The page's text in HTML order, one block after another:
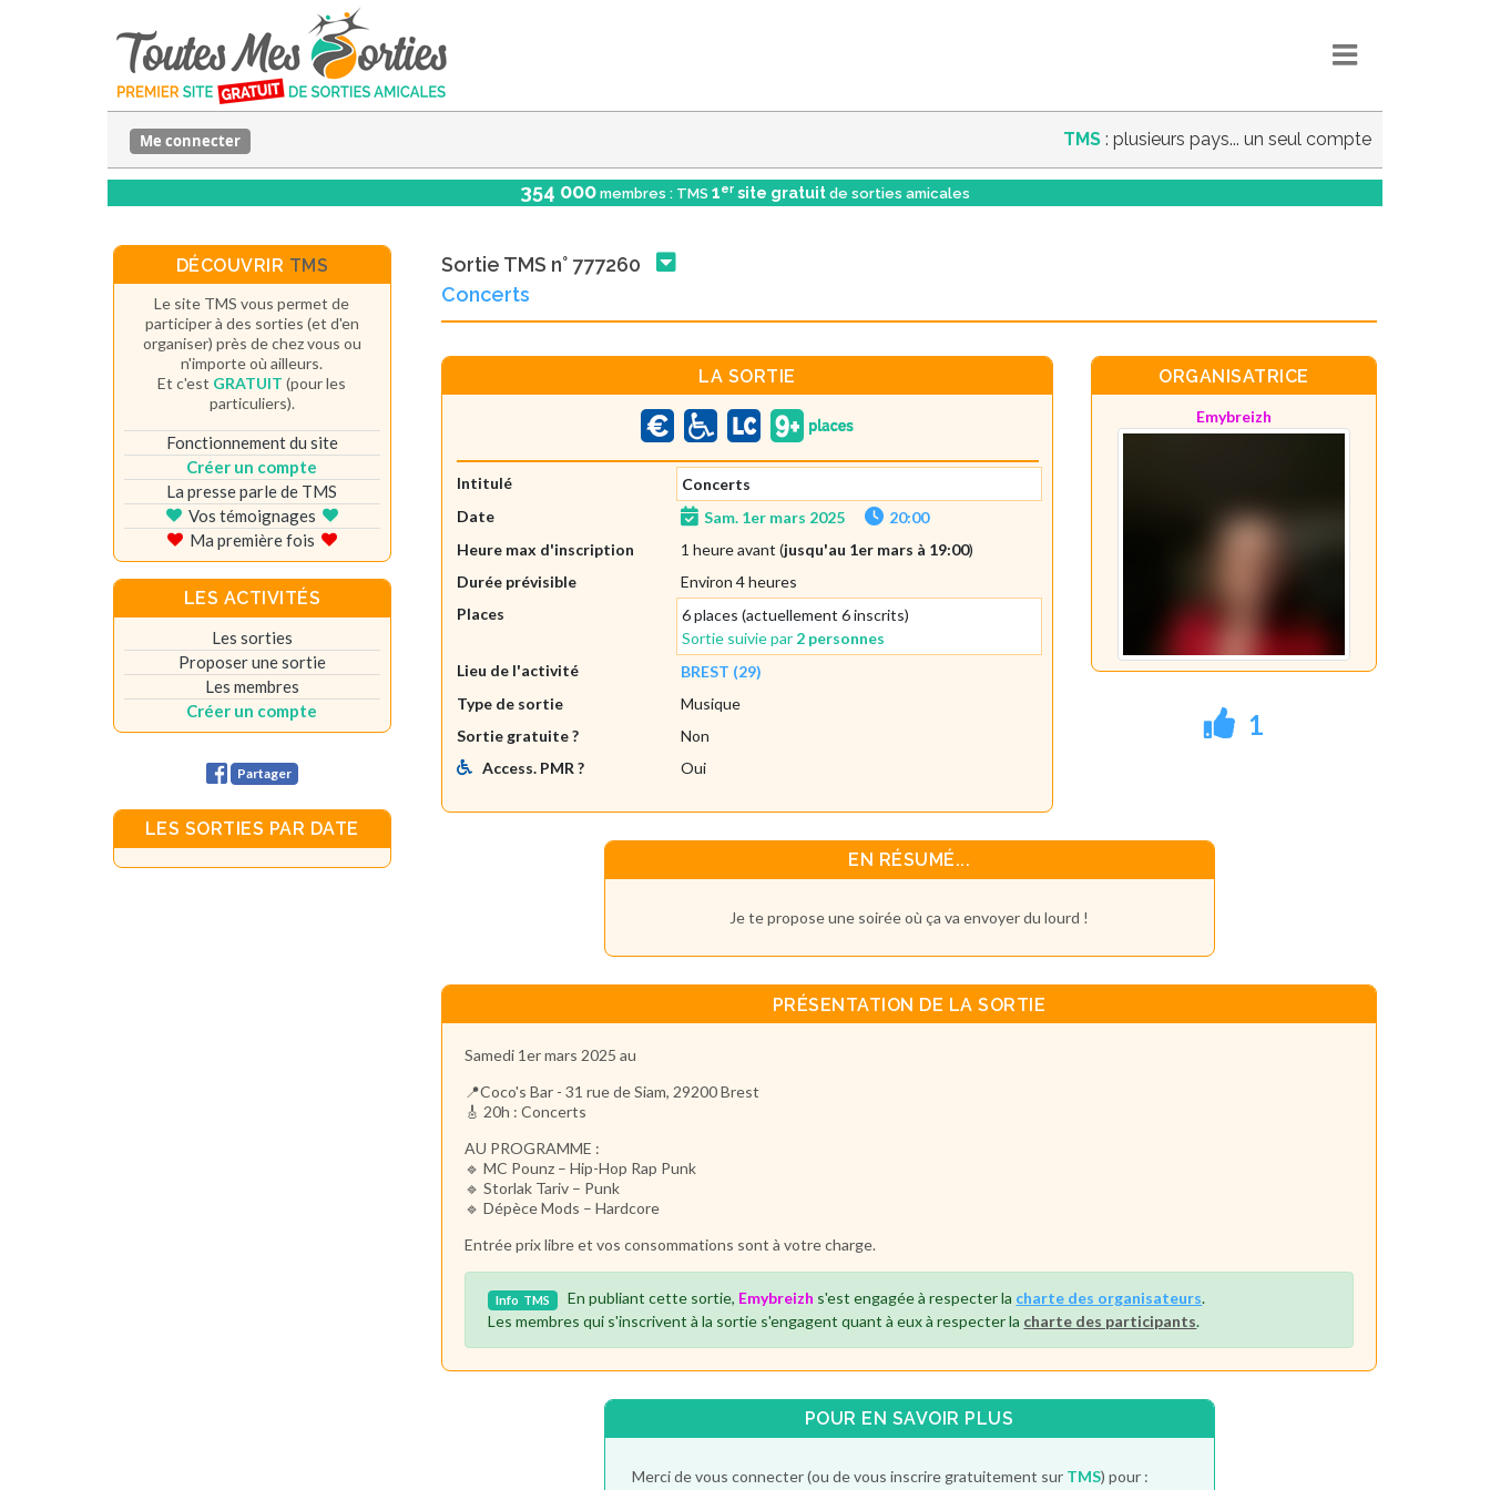
TMS : plusieurs pays... un seul compte
Me connecter
354 000 membres : TMS 1er site gratuit de sorties amicales
Sortie TMS n° 777260
Concerts
LA SORTIE
Intitulé
Concerts
Date
Sam. 1er mars 2025
20:00
Heure max d'inscription
1 heure avant (jusqu'au 1er mars à 19:00)
Durée prévisible
Environ 4 heures
Places
6 places (actuellement 6 inscrits)
Sortie suivie par 2 personnes
Lieu de l'activité
BREST (29)
Type de sortie
Musique
Sortie gratuite ?
Non
Access. PMR ?
Oui
ORGANISATRICE
Emybreizh
1
EN RÉSUMÉ...
Je te propose une soirée où ça va envoyer du lourd !
PRÉSENTATION DE LA SORTIE
Samedi 1er mars 2025 au
📍Coco's Bar - 31 rue de Siam, 29200 Brest
🎸 20h : Concerts
AU PROGRAMME :
🔹 MC Pounz – Hip-Hop Rap Punk
🔹 Storlak Tariv – Punk
🔹 Dépèce Mods – Hardcore
Entrée prix libreet vos consommations sont à votre charge.
Info TMS En publiant cette sortie, Emybreizh s'est engagée à respecter la charte des organisateurs.
Les membres qui s'inscrivent à la sortie s'engagent quant à eux à respecter la charte des participants.
POUR EN SAVOIR PLUS
Merci de vous connecter (ou de vous inscrire gratuitement sur TMS) pour :
DÉCOUVRIR TMS
Le site TMS vous permet de
participer à des sorties (et d'en
organiser) près de chez vous ou
n'importe où ailleurs.
Et c'est GRATUIT (pour les
particuliers).
Fonctionnement du site
Créer un compte
La presse parle de TMS
Vos témoignages
Ma première fois
LES ACTIVITÉS
Les sorties
Proposer une sortie
Les membres
Créer un compte
Partager
LES SORTIES PAR DATE